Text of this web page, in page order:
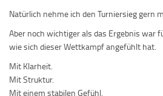
Natürlich nehme ich den Turniersieg gern
Aber noch wichtiger als das Ergebnis war
wie sich dieser Wettkampf angefühlt hat.
Mit Klarheit.
Mit Struktur.
Mit einem stabilen Gefühl.